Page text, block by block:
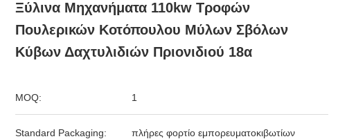
Ξύλινα Μηχανήματα 110kw Τροφών
Πουλερικών Κοτόπουλου Μύλων Σβόλων
Κύβων Δαχτυλιδιών Πριονιδιού 18α
MOQ: 1
Standard Packaging: πλήρες φορτίο εμπορευματοκιβωτίων